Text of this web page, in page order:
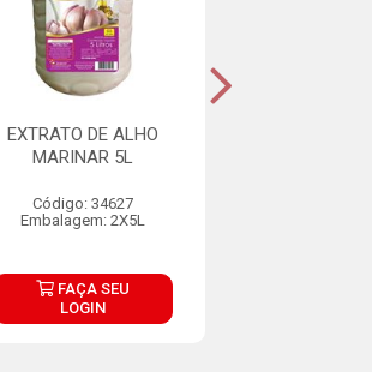
EXTRATO DE ALHO
MARINAR 5L
Código: 34627
Embalagem: 2X5L
FAÇA SEU
LOGIN